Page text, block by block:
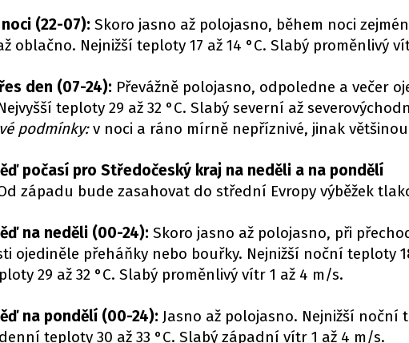
(22-07): Skoro jasno až polojasno, během noci
oblačno. Nejnižší teploty 17 až 14 °C. Slabý proměnlivý
den (07-24): Převážně polojasno, odpoledne a večer
teploty 29 až 32 °C. Slabý severní až
podmínky:v noci a ráno mírně nepříznivé, jinak
počasí pro Středočeský kraj na neděli a na pondělí
západu bude zasahovat do střední Evropy výběžek
na neděli (00-24): Skoro jasno až polojasno, při
ojediněle přeháňky nebo bouřky. Nejnižší noční teploty
29 až 32 °C. Slabý proměnlivý vítr 1 až 4 m/s.
na pondělí (00-24): Jasno až polojasno. Nejnižší noční
teploty 30 až 33 °C. Slabý západní vítr 1 až 4 m/s.